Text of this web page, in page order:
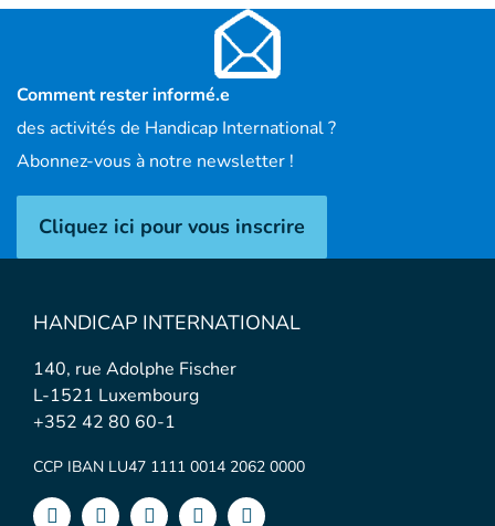
Comment rester informé.e
des activités de Handicap International ?
Abonnez-vous à notre newsletter !
Cliquez ici pour vous inscrire
HANDICAP INTERNATIONAL
140, rue Adolphe Fischer
L-1521 Luxembourg
+352 42 80 60-1
CCP IBAN LU47 1111 0014 2062 0000